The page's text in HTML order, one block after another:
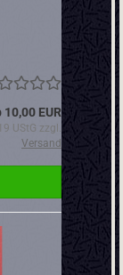
10,00 EUR
UStG zzgl.
Versand